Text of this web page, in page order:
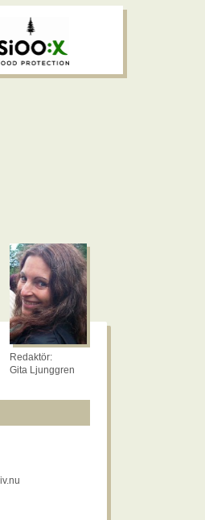
Redaktör:
Gita Ljunggren